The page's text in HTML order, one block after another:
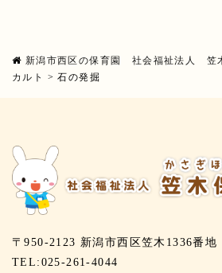
新潟市西区の保育園 社会福祉法人 笠
カルト
>石の発掘
〒950-2123 新潟市西区笠木1336番地
TEL:025-261-4044